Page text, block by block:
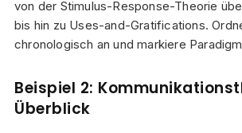
von der Stimulus-Response-Theorie
bis hin zu Uses-and-Gratifications.
chronologisch an und markiere
Beispiel 2:
Überblick